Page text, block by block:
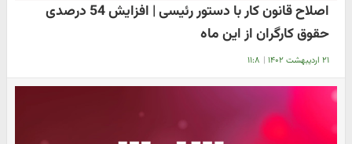
اصلاح قانون کار با دستور رئیسی | افزایش 54 درصدی
حقوق کارگران از این ماه
۲۱ اردیبهشت ۱۴۰۲ | ۱۱:۸